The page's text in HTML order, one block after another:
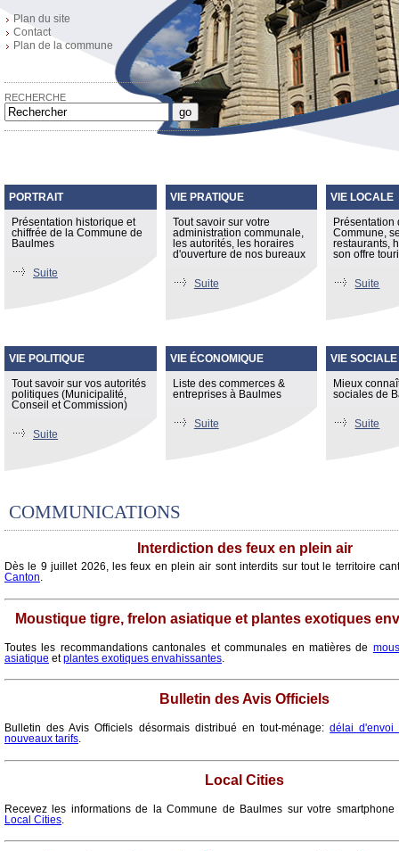
Plan du site
Contact
Plan de la commune
RECHERCHE
go
PORTRAIT
Présentation historique et
chiffrée de la Commune de
Baulmes
Suite
VIE PRATIQUE
Tout savoir sur votre
administration communale,
les autorités, les horaires
d'ouverture de nos bureaux
Suite
VIE LOCALE
Présentation
Commune,
restaurants,
son offre
Suite
VIE POLITIQUE
Tout savoir sur vos autorités
politiques (Municipalité,
Conseil et Commission)
Suite
VIE ÉCONOMIQUE
Liste des commerces &
entreprises à Baulmes
Suite
VIE SOCIALE
Mieux
sociales de
Suite
COMMUNICATIONS
Interdiction des feux en plein air
Dès le 9 juillet 2026, les feux en plein air sont interdits sur tout le territoire
Canton
Moustique tigre, frelon asiatique et plantes exotiques
Toutes les recommandations cantonales et communales en matières de
asiatique etplantes exotiques envahissantes
Bulletin des Avis Officiels
Bulletin des Avis Officiels désormais distribué en tout-ménage:délai d'envoi
nouveaux tarifs
Local Cities
Recevez les informations de la Commune de Baulmes sur votre smartphone
Local Cities